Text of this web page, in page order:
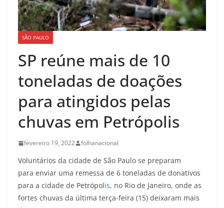
SÃO PAULO
SP reúne mais de 10
toneladas de doações
para atingidos pelas
chuvas em Petrópolis
fevereiro 19, 2022 folhanacional
Voluntários da cidade de São Paulo se preparam
para enviar uma remessa de 6 toneladas de donativos
para a cidade de Petrópolis, no Rio de Janeiro, onde as
fortes chuvas da última terça-feira (15) deixaram mais